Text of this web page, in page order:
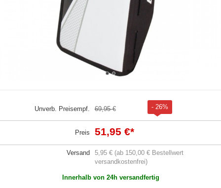
Unverb. Preisempf. 69,95 € - 26%
Preis 51,95 €*
Versand
5,95 € (ab 150,00 € Bestellwert
versandkostenfrei)
Innerhalb von 24h versandfertig